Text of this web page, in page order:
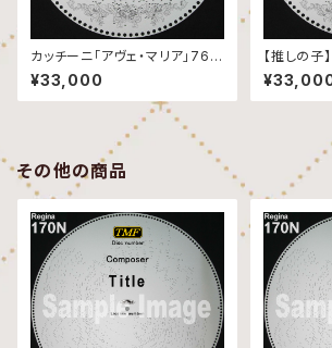
カッチーニ「アヴェ・マリア」76弁
ディスク
¥33,000
【推しの子
スク
その他の商品